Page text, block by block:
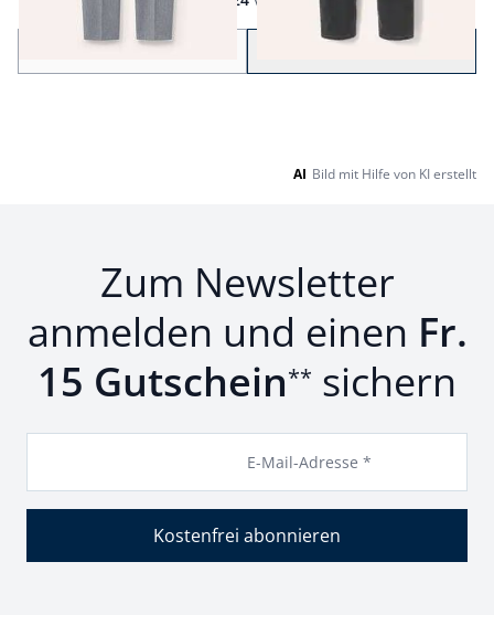
Zurück
AI Bild mit Hilfe von KI erstellt
Zum Newsletter
anmelden und einen Fr.
15 Gutschein** sichern
E-Mail-Adresse *
Kostenfrei abonnieren